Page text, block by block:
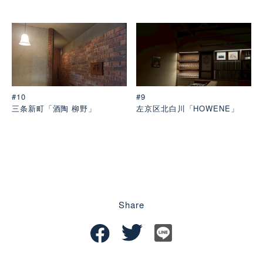
#10
三条新町「酒陶 柳野」
#9
左京区北白川「HOWENE」
Share